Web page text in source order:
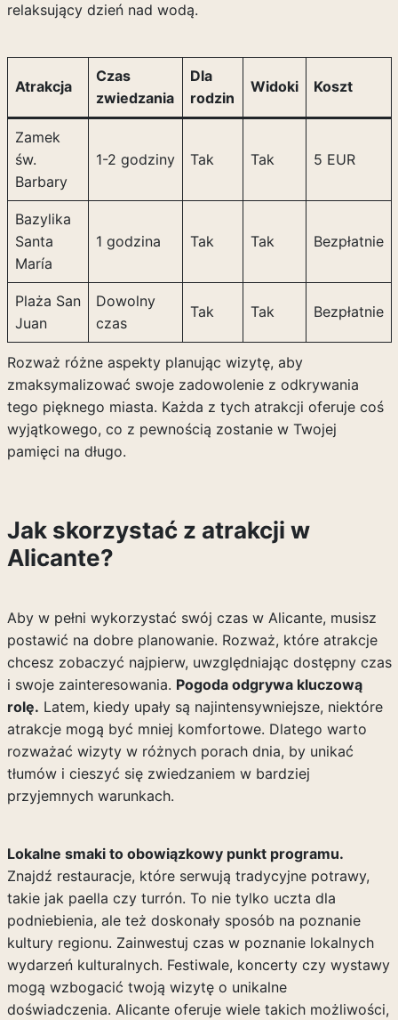
relaksujący dzień nad wodą.
Atrakcja
Czas
zwiedzania
Dla
rodzin
Widoki Koszt
Zamek
św.
Barbary
1-2 godziny Tak Tak 5 EUR
Bazylika
Santa
María
1 godzina Tak Tak Bezpłatnie
Plaża San
Juan
Dowolny
czas
Tak Tak Bezpłatnie
Rozważ różne aspekty planując wizytę, aby
zmaksymalizować swoje zadowolenie z odkrywania
tego pięknego miasta. Każda z tych atrakcji oferuje coś
wyjątkowego, co z pewnością zostanie w Twojej
pamięci na długo.
Jak skorzystać z atrakcji w
Alicante?
Aby w pełni wykorzystać swój czas w Alicante, musisz
postawić na dobre planowanie. Rozważ, które atrakcje
chcesz zobaczyć najpierw, uwzględniając dostępny czas
i swoje zainteresowania. Pogoda odgrywa kluczową
rolę. Latem, kiedy upały są najintensywniejsze, niektóre
atrakcje mogą być mniej komfortowe. Dlatego warto
rozważać wizyty w różnych porach dnia, by unikać
tłumów i cieszyć się zwiedzaniem w bardziej
przyjemnych warunkach.
Lokalne smaki to obowiązkowy punkt programu.
Znajdź restauracje, które serwują tradycyjne potrawy,
takie jak paella czy turrón. To nie tylko uczta dla
podniebienia, ale też doskonały sposób na poznanie
kultury regionu. Zainwestuj czas w poznanie lokalnych
wydarzeń kulturalnych. Festiwale, koncerty czy wystawy
mogą wzbogacić twoją wizytę o unikalne
doświadczenia. Alicante oferuje wiele takich możliwości,